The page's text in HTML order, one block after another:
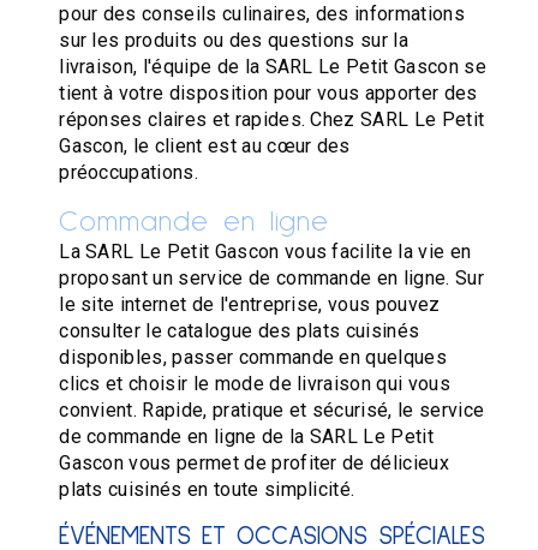
pour des conseils culinaires, des informations
sur les produits ou des questions sur la
livraison, l'équipe de la SARL Le Petit Gascon se
tient à votre disposition pour vous apporter des
réponses claires et rapides. Chez SARL Le Petit
Gascon, le client est au cœur des
préoccupations.
Commande en ligne
La SARL Le Petit Gascon vous facilite la vie en
proposant un service de commande en ligne. Sur
le site internet de l'entreprise, vous pouvez
consulter le catalogue des plats cuisinés
disponibles, passer commande en quelques
clics et choisir le mode de livraison qui vous
convient. Rapide, pratique et sécurisé, le service
de commande en ligne de la SARL Le Petit
Gascon vous permet de profiter de délicieux
plats cuisinés en toute simplicité.
ÉVÉNEMENTS ET OCCASIONS SPÉCIALES